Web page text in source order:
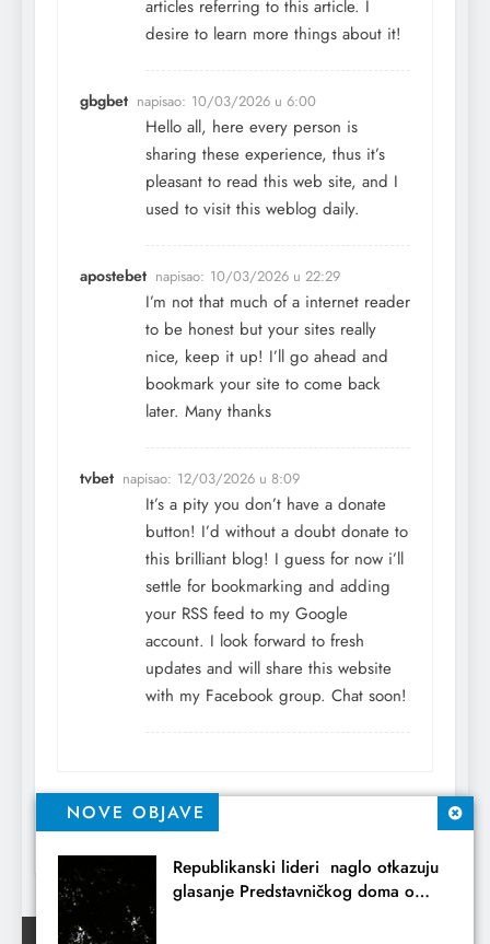
articles referring to this article. I
desire to learn more things about it!
gbgbet napisao: 10/03/2026 u 6:00
Hello all, here every person is
sharing these experience, thus it’s
pleasant to read this web site, and I
used to visit this weblog daily.
apostebet napisao: 10/03/2026 u 22:29
I’m not that much of a internet reader
to be honest but your sites really
nice, keep it up! I’ll go ahead and
bookmark your site to come back
later. Many thanks
tvbet napisao: 12/03/2026 u 8:09
It’s a pity you don’t have a donate
button! I’d without a doubt donate to
this brilliant blog! I guess for now i’ll
settle for bookmarking and adding
your RSS feed to my Google
account. I look forward to fresh
updates and will share this website
with my Facebook group. Chat soon!
Comments are closed.
NOVE OBJAVE
Republikanski lideri naglo otkazuju
glasanje Predstavničkog doma o